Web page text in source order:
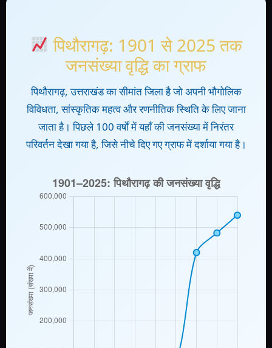
पिथौरागढ़: 1901 से 2025 तक
जनसंख्या वृद्धि का ग्राफ
पिथौरागढ़, उत्तराखंड का सीमांत जिला है जो अपनी भौगोलिक
विविधता, सांस्कृतिक महत्व और रणनीतिक स्थिति के लिए जाना
जाता है। पिछले 100 वर्षों में यहाँ की जनसंख्या में निरंतर
परिवर्तन देखा गया है, जिसे नीचे दिए गए ग्राफ में दर्शाया गया है।